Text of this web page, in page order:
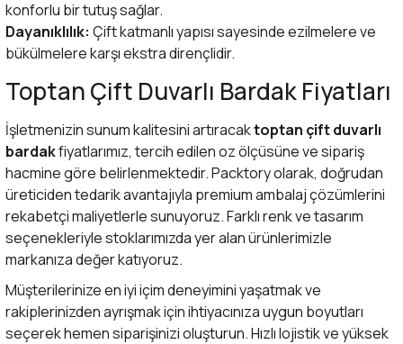
konforlu bir tutuş sağlar.
Dayanıklılık: Çift katmanlı yapısı sayesinde ezilmelere ve
bükülmelere karşı ekstra dirençlidir.
Toptan Çift Duvarlı Bardak Fiyatları
İşletmenizin sunum kalitesini artıracaktoptan çift duvarlı
bardakfiyatlarımız, tercih edilen oz ölçüsüne ve sipariş
hacmine göre belirlenmektedir. Packtory olarak, doğrudan
üreticiden tedarik avantajıyla premium ambalaj çözümlerini
rekabetçi maliyetlerle sunuyoruz. Farklı renk ve tasarım
seçenekleriyle stoklarımızda yer alan ürünlerimizle
markanıza değer katıyoruz.
Müşterilerinize en iyi içim deneyimini yaşatmak ve
rakiplerinizden ayrışmak için ihtiyacınıza uygun boyutları
seçerek hemen siparişinizi oluşturun. Hızlı lojistik ve yüksek